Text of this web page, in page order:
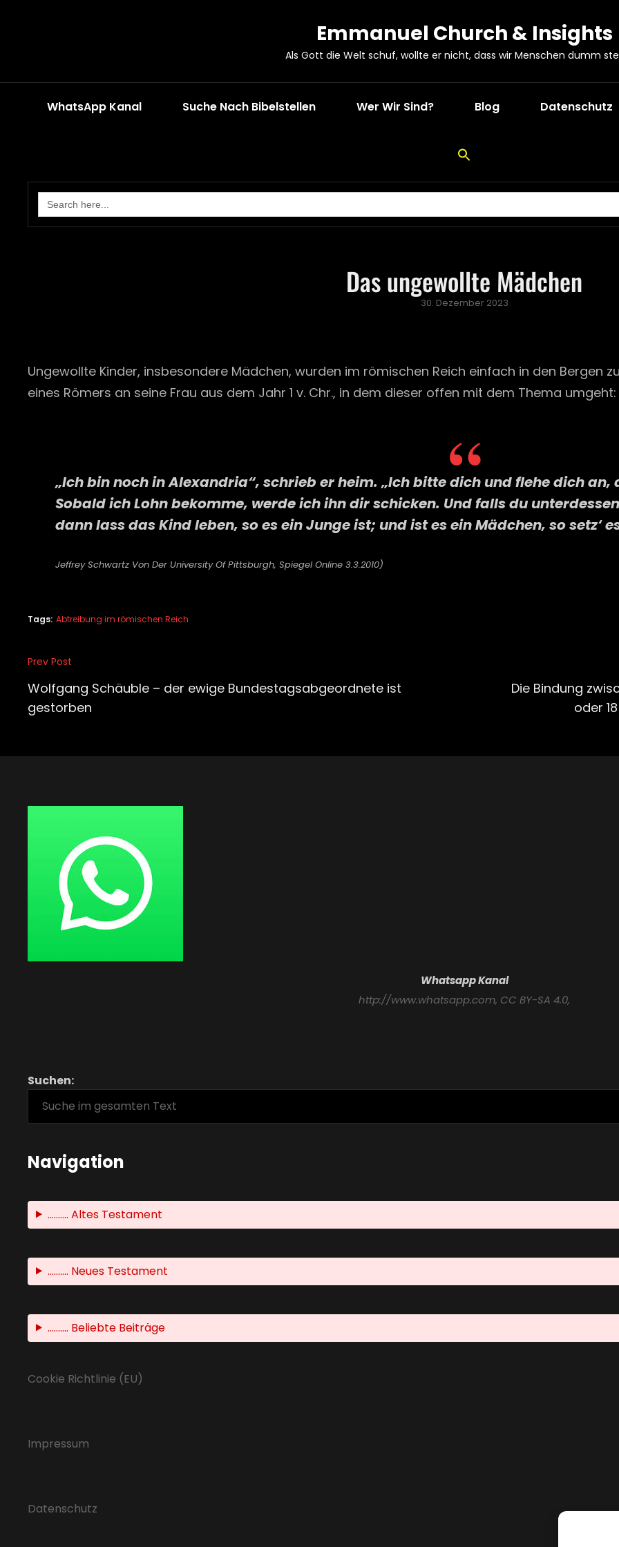
Emmanuel Church & Insights
Als Gott die Welt schuf, wollte er nicht, dass wir Menschen dumm
WhatsApp Kanal Suche Nach Bibelstellen Wer Wir Sind? Blog Datenschutz
Search
for:
Das ungewollte Mädchen
Posted
30. Dezember 2023
Ungewollte Kinder, insbesondere Mädchen, wurden im römischen Reich einfach in den Bergen
eines Römers an seine Frau aus dem Jahr 1 v. Chr., in dem dieser offen mit dem Thema umgeht:
„Ich bin noch in Alexandria“, schrieb er heim. „Ich bitte dich und flehe dich
Sobald ich Lohn bekomme, werde ich ihn dir schicken. Und falls du
dann lass das Kind leben, so es ein Junge ist; und ist es ein Mädchen, so setz‘
Jeffrey Schwartz Von Der University Of Pittsburgh, Spiegel Online 3.3.2010)
Tags: Abtreibung im römischen Reich
Beitragsnavigation
Previous
Post
Prev Post
Wolfgang Schäuble – der ewige Bundestagsabgeordnete ist
gestorben
Die Bindung
oder
Whatsapp Kanal
http://www.whatsapp.com, CC BY-SA 4.0,
Suchen:
Navigation
.......... Altes Testament
.......... Neues Testament
.......... Beliebte Beiträge
Cookie Richtlinie (EU)
Impressum
Datenschutz